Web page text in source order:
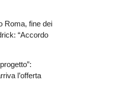
Roma, fine dei
“Accordo
l’offerta